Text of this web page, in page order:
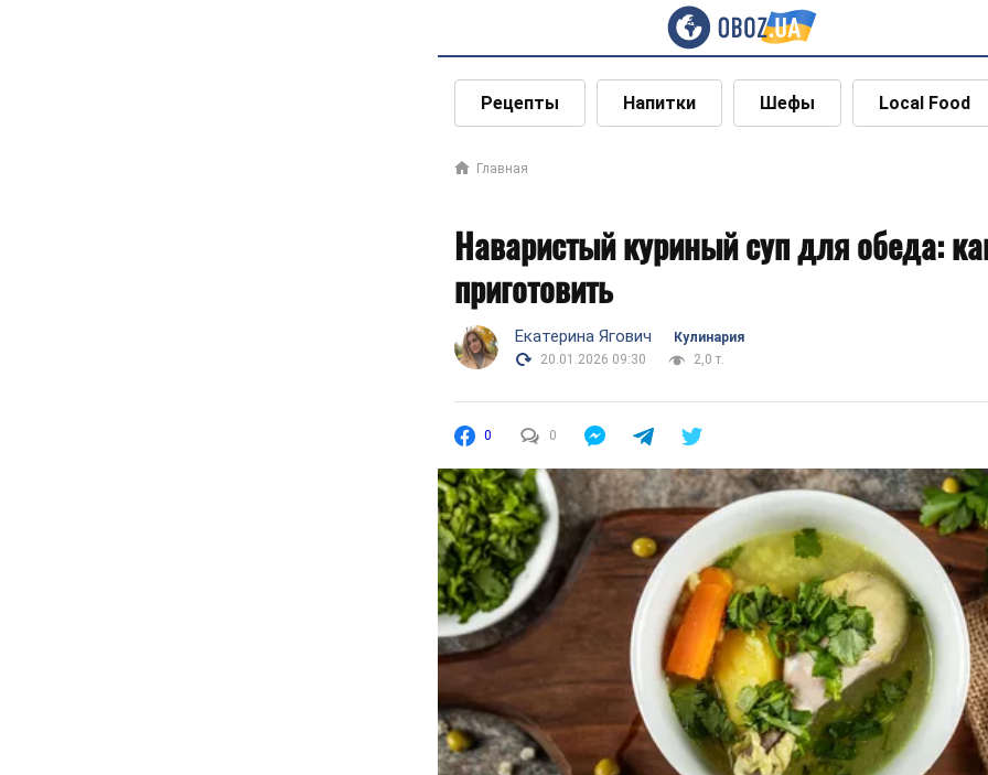
Рецепты Напитки Шефы Local Food
Главная
Наваристый куриный суп для обеда:
приготовить
Екатерина Ягович
Кулинария
20.01.2026 09:30
2,0 т.
0 0